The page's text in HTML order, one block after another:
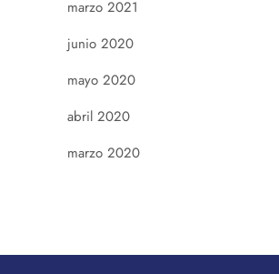
marzo 2021
junio 2020
mayo 2020
abril 2020
marzo 2020